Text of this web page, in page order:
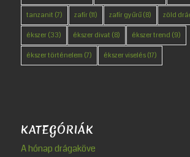
tanzanit (7) zafír(11) zafír gyűrű(8) zöld
ékszer(33) ékszer divat (8) ékszer trend (9)
ékszer történelem (7) ékszer viselés(17)
KATEGÓRIÁK
A hónap drágaköve